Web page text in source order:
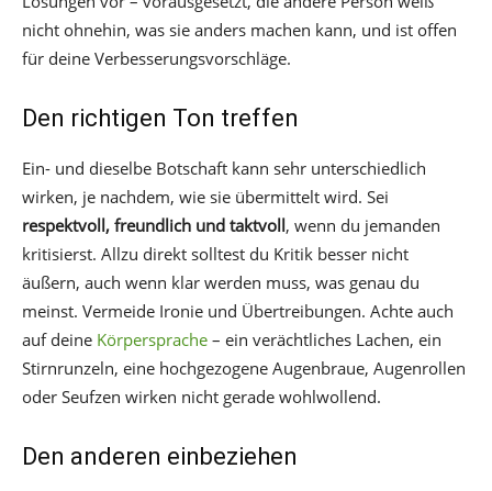
nicht ohnehin, was sie anders machen kann, und ist offen
für deine Verbesserungsvorschläge.
Den richtigen Ton treffen
Ein- und dieselbe Botschaft kann sehr unterschiedlich
wirken, je nachdem, wie sie übermittelt wird. Sei
respektvoll, freundlich und taktvoll, wenn du jemanden
kritisierst. Allzu direkt solltest du Kritik besser nicht
äußern, auch wenn klar werden muss, was genau du
meinst. Vermeide Ironie und Übertreibungen. Achte auch
auf deine Körpersprache – ein verächtliches Lachen, ein
Stirnrunzeln, eine hochgezogene Augenbraue, Augenrollen
oder Seufzen wirken nicht gerade wohlwollend.
Den anderen einbeziehen